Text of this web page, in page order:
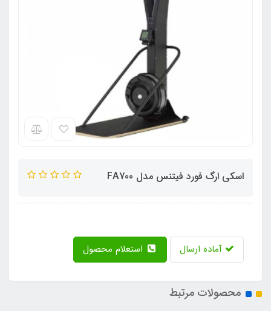
اسکی ارگ فورد فیتنس مدل FA700
آماده ارسال
محصولات مرتبط